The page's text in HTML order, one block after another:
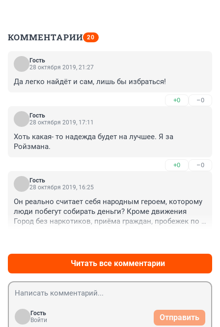
КОММЕНТАРИИ 20
Гость
28 октября 2019, 21:27
Да легко найдёт и сам, лишь бы избраться!
+0 –0
Гость
28 октября 2019, 17:11
Хоть какая- то надежда будет на лучшее. Я за
Ройзмана.
+0 –0
Гость
28 октября 2019, 16:25
Он реально считает себя народным героем, которому
люди побегут собирать деньги? Кроме движения
Город без наркотиков, приёма граждан, пробежек по
Пусть лекции читает дальше....
Читать все комментарии
Гость
Войти
Отправить